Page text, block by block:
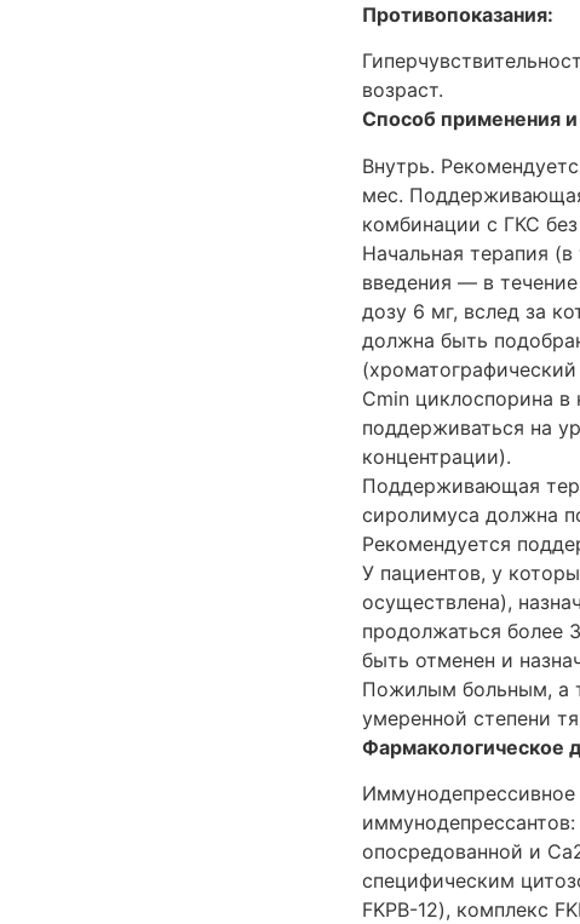
Противопоказания:
возраст.
Способ применения
Внутрь.
мес.
комбинации с ГКС
Начальная терапия
введения — в
дозу 6 мг, вслед за
должна быть
Cmin циклоспорина
поддерживаться на
концентрации).
Поддерживающая
сиролимуса должна
Рекомендуется
У пациентов, у
осуществлена),
продолжаться более
быть отменен и
Пожилым больным, а
умеренной степени
Фармакологическое
Иммунодепрессивное
опосредованной и
специфическим
FKPB-12), комплекс